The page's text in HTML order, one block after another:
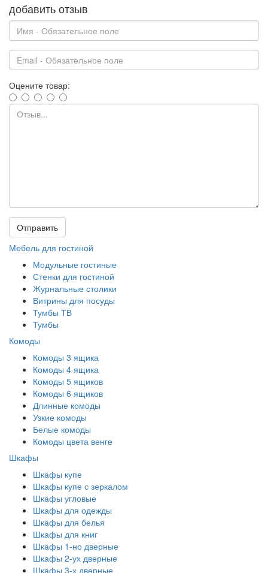
добавить отзыв
Оцените товар:
Отправить
Мебель для гостиной
Модульные гостиные
Стенки для гостиной
Журнальные столики
Витрины для посуды
Тумбы ТВ
Тумбы
Комоды
Комоды 3 ящика
Комоды 4 ящика
Комоды 5 ящиков
Комоды 6 ящиков
Длинные комоды
Узкие комоды
Белые комоды
Комоды цвета венге
Шкафы
Шкафы купе
Шкафы купе с зеркалом
Шкафы угловые
Шкафы для одежды
Шкафы для белья
Шкафы для книг
Шкафы 1-но дверные
Шкафы 2-ух дверные
Шкафы 3-х дверные